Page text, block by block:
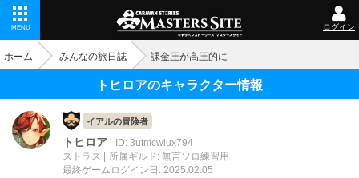
MENU ログイン
ホーム みんなの旅日誌 課金圧が高圧的に
トヒロアのキャラクター情報
イアルの冒険者
トヒロア
ID: 3utmcwiux794
ストラス
所属ギルド: 無言ソロ練習用
最終ゲームログイン日: 2025.02.05